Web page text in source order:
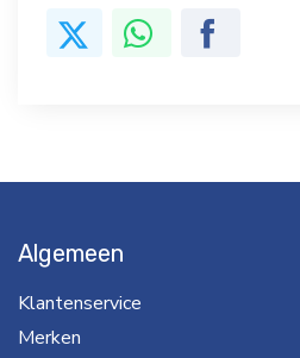
Algemeen
Klantenservice
Merken